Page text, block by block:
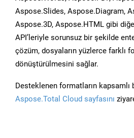
Aspose.Slides, Aspose.Diagram,
Aspose.3D, Aspose.HTML gibi
API’leriyle sorunsuz bir şekilde
çözüm, dosyaların yüzlerce farklı
dönüştürülmesini sağlar.
Desteklenen formatların
Aspose.Total Cloud sayfasını